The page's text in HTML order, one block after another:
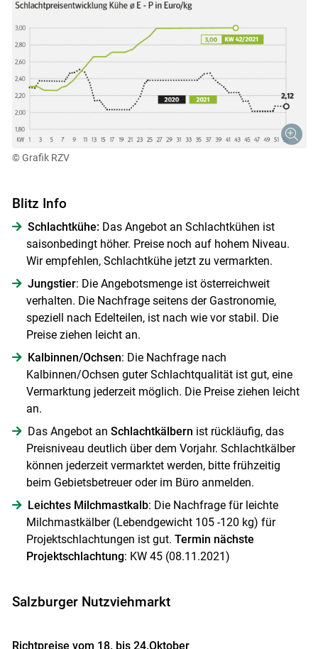
© Grafik RZV
Blitz Info
Schlachtkühe:Das Angebot an Schlachtkühen ist
saisonbedingt höher. Preise noch auf hohem Niveau.
Wir empfehlen, Schlachtkühe jetzt zu vermarkten.
Jungstier: Die Angebotsmenge ist österreichweit
verhalten. Die Nachfrage seitens der Gastronomie,
speziell nach Edelteilen, ist nach wie vor stabil. Die
Preise ziehen leicht an.
Kalbinnen/Ochsen: Die Nachfrage nach
Kalbinnen/Ochsen guter Schlachtqualität ist gut, eine
Vermarktung jederzeit möglich. Die Preise ziehen leicht
an.
Das Angebot an Schlachtkälbern ist rückläufig, das
Preisniveau deutlich über dem Vorjahr. Schlachtkälber
können jederzeit vermarktet werden, bitte frühzeitig
beim Gebietsbetreuer oder im Büro anmelden.
Leichtes Milchmastkalb: Die Nachfrage für leichte
Milchmastkälber (Lebendgewicht 105 -120 kg) für
Projektschlachtungen ist gut. Termin nächste
Projektschlachtung: KW 45 (08.11.2021)
Salzburger Nutzviehmarkt
Richtpreise vom 18. bis 24.Oktober